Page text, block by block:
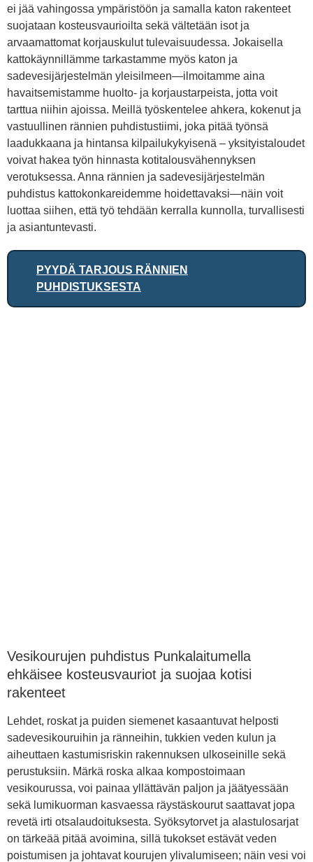
ei jää vahingossa ympäristöön ja samalla katon rakenteet
suojataan kosteusvaurioilta sekä vältetään isot ja
arvaamattomat korjauskulut tulevaisuudessa. Jokaisella
kattokäynnillämme tarkastamme myös katon ja
sadevesijärjestelmän yleisilmeen—ilmoitamme aina
havaitsemistamme huolto- ja korjaustarpeista, jotta voit
tarttua niihin ajoissa. Meillä työskentelee ahkera, kokenut ja
vastuullinen rännien puhdistustiimi, joka pitää työnsä
laadukkaana ja hintansa kilpailukykyisenä – yksityistaloudet
voivat hakea työn hinnasta kotitalousvähennyksen
verotuksessa. Anna rännien ja sadevesijärjestelmän
puhdistus kattokonkareidemme hoidettavaksi—näin voit
luottaa siihen, että työ tehdään kerralla kunnolla, turvallisesti
ja asiantuntevasti.
PYYDÄ TARJOUS RÄNNIEN
PUHDISTUKSESTA
Vesikourujen puhdistus Punkalaitumella
ehkäisee kosteusvauriot ja suojaa kotisi
rakenteet
Lehdet, roskat ja puiden siemenet kasaantuvat helposti
sadevesikouruihin ja ränneihin, tukkien veden kulun ja
aiheuttaen kastumisriskin rakennuksen ulkoseinille sekä
perustuksiin. Märkä roska alkaa kompostoimaan
vesikourussa, voi painaa yllättävän paljon ja jäätyessään
sekä lumikuorman kasvaessa räystäskourut saattavat jopa
revetä irti otsalaudoituksesta. Syöksytorvet ja alastulosarjat
on tärkeää pitää avoimina, sillä tukokset estävät veden
poistumisen ja johtavat kourujen ylivalumiseen; näin vesi voi